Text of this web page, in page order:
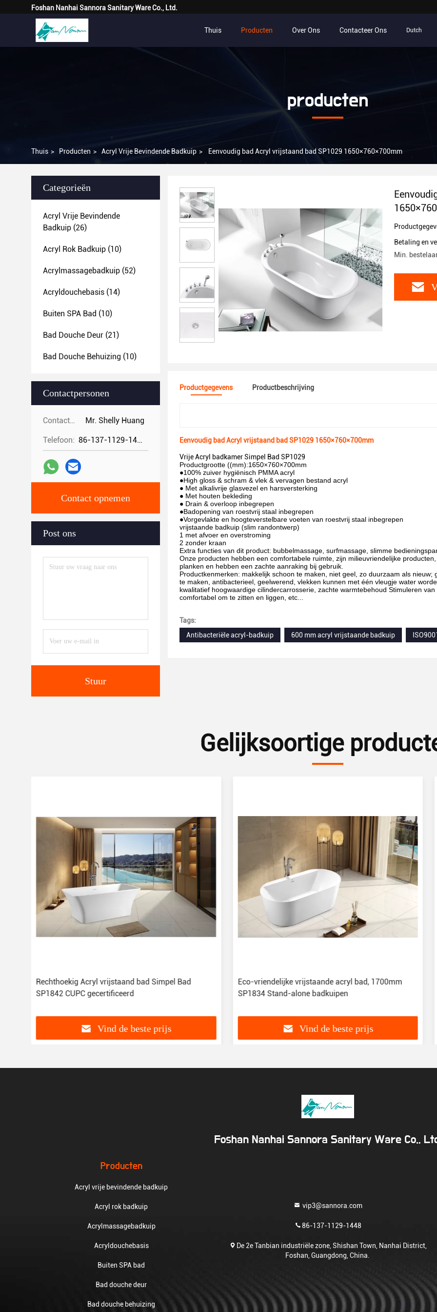
Foshan Nanhai Sannora Sanitary Ware Co., Ltd.
Thuis Producten Over Ons Contacteer Ons Dutch
producten
Thuis > Producten > Acryl Vrije Bevindende Badkuip > Eenvoudig bad Acryl vrijstaand bad SP1029 1650×760×700mm
Categorieën
Acryl Vrije Bevindende
Badkuip (26)
Acryl Rok Badkuip (10)
Acrylmassagebadkuip (52)
Acryldouchebasis (14)
Buiten SPA Bad (10)
Bad Douche Deur (21)
Bad Douche Behuizing (10)
Contactpersonen
Contactpersonen: Mr. Shelly Huang
Telefoon: 86-137-1129-1448
Contact opnemen
Post ons
Stuur
Betaling en
Min.
Productgegevens Productbeschrijving
Eenvoudig bad Acryl vrijstaand bad SP1029 1650×760×700mm
Vrije Acryl badkamer Simpel Bad SP1029
Productgrootte ((mm):1650×760×700mm
●100% zuiver hygiënisch PMMA acryl
●High gloss & schram & vlek & vervagen bestand acryl
● Met alkalivrije glasvezel en harsversterking
● Met houten bekleding
● Drain & overloop inbegrepen
●Badopening van roestvrij staal inbegrepen
●Vorgevlakte en hoogteverstelbare voeten van roestvrij staal inbegrepen
vrijstaande badkuip (slim randontwerp)
1 met afvoer en overstroming
2 zonder kraan
Extra functies van dit product: bubbelmassage, surfmassage, slimme
Onze producten hebben een comfortabele ruimte, zijn milieuvriendelijke
planken en hebben een zachte aanraking bij gebruik.
Productkenmerken: makkelijk schoon te maken, niet geel, zo duurzaam als
te maken, antibacterieel, geelwerend, vlekken kunnen met één vleugje water
kwalitatief hoogwaardige cilindercarrosserie, zachte warmtebehoud Stimuleren
comfortabel om te zitten en liggen, etc...
Tags:
Antibacteriële acryl-badkuip
600 mm acryl vrijstaande badkuip
Gelijksoortige
Rechthoekig Acryl vrijstaand bad Simpel Bad
SP1842 CUPC gecertificeerd
Vind de beste prijs
Eco-vriendelijke vrijstaande acryl bad, 1700mm
SP1834 Stand-alone badkuipen
Vind de beste prijs
Foshan Nanhai Sannora Sanitary Ware Co.,
Producten
Acryl vrije bevindende badkuip
Acryl rok badkuip
Acrylmassagebadkuip
Acryldouchebasis
Buiten SPA bad
Bad douche deur
Bad douche behuizing
vip3@sannora.com
86-137-1129-1448
De 2e Tanbian industriële zone, Shishan Town, Nanhai District,
Foshan, Guangdong, China.